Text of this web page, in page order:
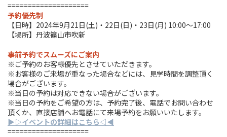
====================
予約優先制
【日時】2024年9月21日(土)・22日(日)・23日(月) 10:00〜17:00
【場所】丹波篠山市吹新
事前予約でスムーズにご案内
※ご予約のお客様優先とさせていただきます。
※お客様のご来場が重なった場合などには、見学時間を調整頂く
場合がございます。
※当日の予約は対応できない場合がございます。
※当日の予約をご希望の方は、予約完了後、電話でお問い合わせ
頂くか、直接店舗へお電話にて来場予約をお願いいたします。
▶︎▷イベントの詳細はこちら◁◀︎
====================